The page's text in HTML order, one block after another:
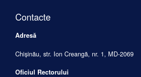
Contacte
Adresă
Chișinău, str. Ion Creangă, nr. 1, MD-2069
Oficiul Rectorului